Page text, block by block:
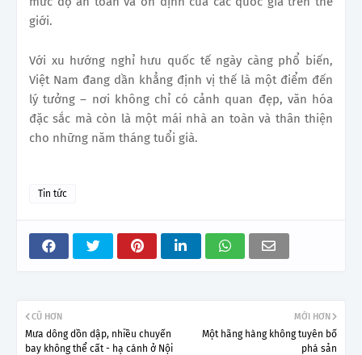
giới.
Với xu hướng nghỉ hưu quốc tế ngày càng phổ biến,
Việt Nam đang dần khẳng định vị thế là một điểm đến
lý tưởng – nơi không chỉ có cảnh quan đẹp, văn hóa
đặc sắc mà còn là một mái nhà an toàn và thân thiện
cho những năm tháng tuổi già.
Tin tức
MỚI HƠN
Một hãng hàng không tuyên bố
phá sản
CŨ HƠN
Mưa dông dồn dập, nhiều chuyến
bay không thể cất - hạ cánh ở Nội